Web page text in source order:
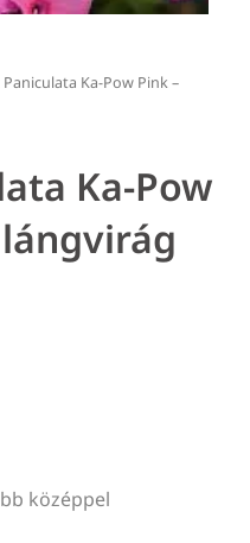
Ka-Pow Pink –
Ka-Pow
középpel